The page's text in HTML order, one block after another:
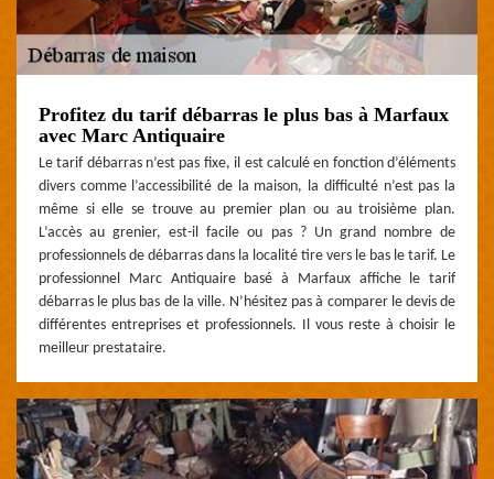
Profitez du tarif débarras le plus bas à Marfaux
avec Marc Antiquaire
Le tarif débarras n’est pas fixe, il est calculé en fonction d’éléments
divers comme l’accessibilité de la maison, la difficulté n’est pas la
même si elle se trouve au premier plan ou au troisième plan.
L’accès au grenier, est-il facile ou pas ? Un grand nombre de
professionnels de débarras dans la localité tire vers le bas le tarif. Le
professionnel Marc Antiquaire basé à Marfaux affiche le tarif
débarras le plus bas de la ville. N’hésitez pas à comparer le devis de
différentes entreprises et professionnels. Il vous reste à choisir le
meilleur prestataire.